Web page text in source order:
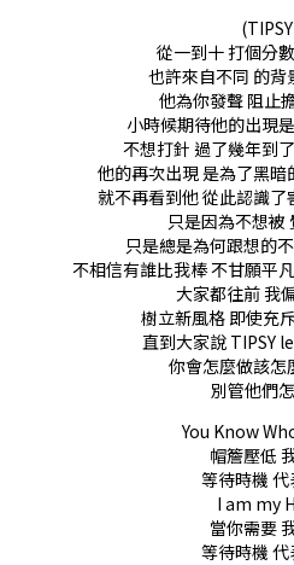
從一到十 打個分
也許來自不同 的背
他為你發聲 阻止
小時候期待他的出現
不想打針 過了幾年到
他的再次出現 是為了黑暗
就不再看到他 從此認識了
只是因為不想被
只是總是為何跟想的
不相信有誰比我棒 不甘願平
大家都往前 我
樹立新風格 即使充
直到大家說 TIPSY
你會怎麼做該怎
別管他們
You Know
帽簷壓低
等待時機
I am my
當你需要
等待時機